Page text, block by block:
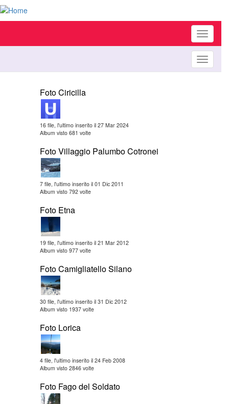
Toggle
Toggle
Foto Ciricilla
16 file, l'ultimo inserito il 27 Mar 2024
Album visto 681 volte
Foto Villaggio Palumbo Cotronei
7 file, l'ultimo inserito il 01 Dic 2011
Album visto 792 volte
Foto Etna
19 file, l'ultimo inserito il 21 Mar 2012
Album visto 977 volte
Foto Camigliatello Silano
30 file, l'ultimo inserito il 31 Dic 2012
Album visto 1937 volte
Foto Lorica
4 file, l'ultimo inserito il 24 Feb 2008
Album visto 2846 volte
Foto Fago del Soldato